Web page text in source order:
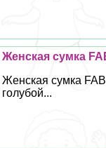
Женская сумка
Женская сумка
гoлyбой...